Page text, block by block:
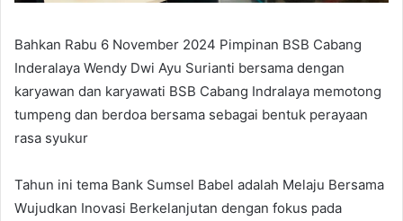
Bahkan Rabu 6 November 2024 Pimpinan BSB Cabang
Inderalaya Wendy Dwi Ayu Surianti bersama dengan
karyawan dan karyawati BSB Cabang Indralaya memotong
tumpeng dan berdoa bersama sebagai bentuk perayaan
rasa syukur
Tahun ini tema Bank Sumsel Babel adalah Melaju Bersama
Wujudkan Inovasi Berkelanjutan dengan fokus pada